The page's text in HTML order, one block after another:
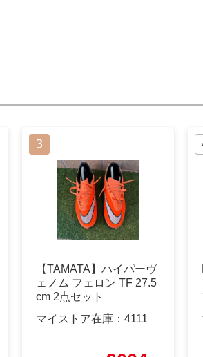
【TAMATA】ハイパーヴ
ェノム フェロン TF 27.5
cm 2点セット
マイストア在庫： 4111